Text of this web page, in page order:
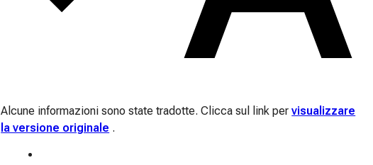
Alcune informazioni sono state tradotte. Clicca sul link pervisualizzare
la versione originale .